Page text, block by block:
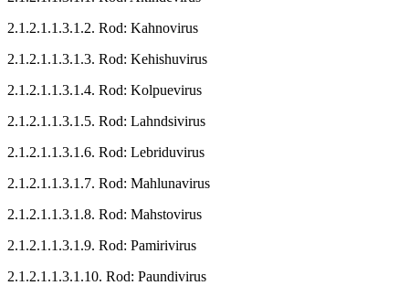
2.1.2.1.1.3.1.2. Rod: Kahnovirus
2.1.2.1.1.3.1.3. Rod: Kehishuvirus
2.1.2.1.1.3.1.4. Rod: Kolpuevirus
2.1.2.1.1.3.1.5. Rod: Lahndsivirus
2.1.2.1.1.3.1.6. Rod: Lebriduvirus
2.1.2.1.1.3.1.7. Rod: Mahlunavirus
2.1.2.1.1.3.1.8. Rod: Mahstovirus
2.1.2.1.1.3.1.9. Rod: Pamirivirus
2.1.2.1.1.3.1.10. Rod: Paundivirus